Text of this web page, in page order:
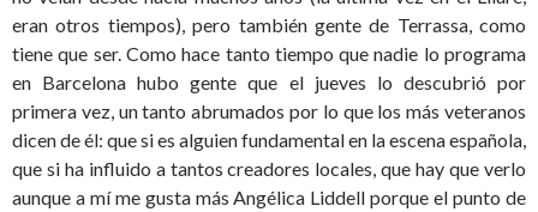
eran otros tiempos), pero también gente de Terrassa, como
tiene que ser. Como hace tanto tiempo que nadie lo programa
en Barcelona hubo gente que el jueves lo descubrió por
primera vez, un tanto abrumados por lo que los más veteranos
dicen de él: que si es alguien fundamental en la escena española,
que si ha influido a tantos creadores locales, que hay que verlo
aunque a mí me gusta más Angélica Liddell porque el punto de